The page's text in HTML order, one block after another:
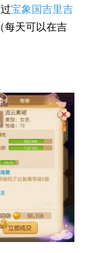
宝象国吉里吉
每天可以在吉